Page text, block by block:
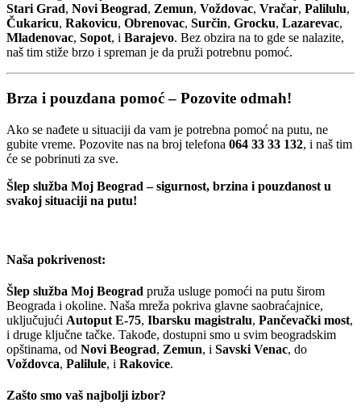
Stari Grad, Novi Beograd, Zemun, Voždovac, Vračar, Palilulu,
Čukaricu, Rakovicu, Obrenovac, Surčin, Grocku, Lazarevac,
Mladenovac, Sopot, i Barajevo. Bez obzira na to gde se nalazite,
naš tim stiže brzo i spreman je da pruži potrebnu pomoć.
Brza i pouzdana pomoć – Pozovite odmah!
Ako se nađete u situaciji da vam je potrebna pomoć na putu, ne
gubite vreme. Pozovite nas na broj telefona 064 33 33 132, i naš tim
će se pobrinuti za sve.
Šlep služba Moj Beograd – sigurnost, brzina i pouzdanost u
svakoj situaciji na putu!
Naša pokrivenost:
Šlep služba Moj Beograd pruža usluge pomoći na putu širom
Beograda i okoline. Naša mreža pokriva glavne saobraćajnice,
uključujući Autoput E-75, Ibarsku magistralu, Pančevački most,
i druge ključne tačke. Takođe, dostupni smo u svim beogradskim
opštinama, od Novi Beograd, Zemun, i Savski Venac, do
Voždovca, Palilule, i Rakovice.
Zašto smo vaš najbolji izbor?